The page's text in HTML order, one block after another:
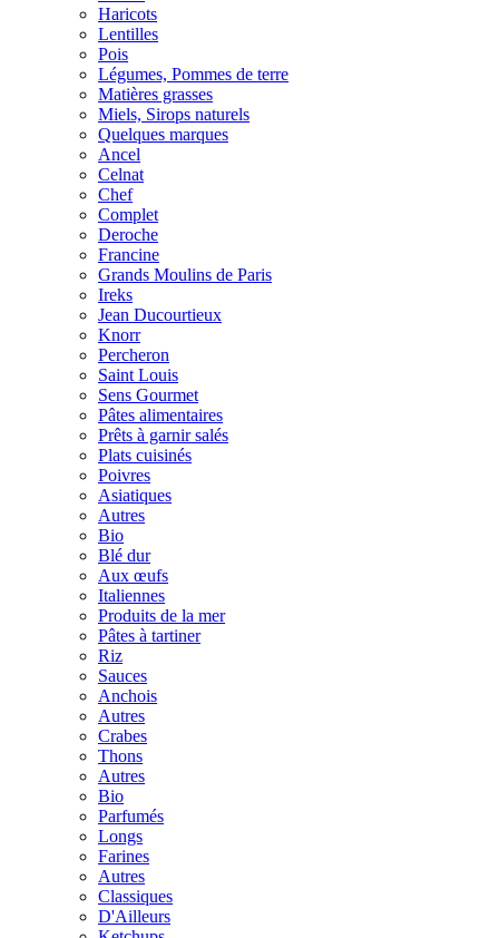
Haricots
Lentilles
Pois
Légumes, Pommes de terre
Matières grasses
Miels, Sirops naturels
Quelques marques
Ancel
Celnat
Chef
Complet
Deroche
Francine
Grands Moulins de Paris
Ireks
Jean Ducourtieux
Knorr
Percheron
Saint Louis
Sens Gourmet
Pâtes alimentaires
Prêts à garnir salés
Plats cuisinés
Poivres
Asiatiques
Autres
Bio
Blé dur
Aux œufs
Italiennes
Produits de la mer
Pâtes à tartiner
Riz
Sauces
Anchois
Autres
Crabes
Thons
Autres
Bio
Parfumés
Longs
Farines
Autres
Classiques
D'Ailleurs